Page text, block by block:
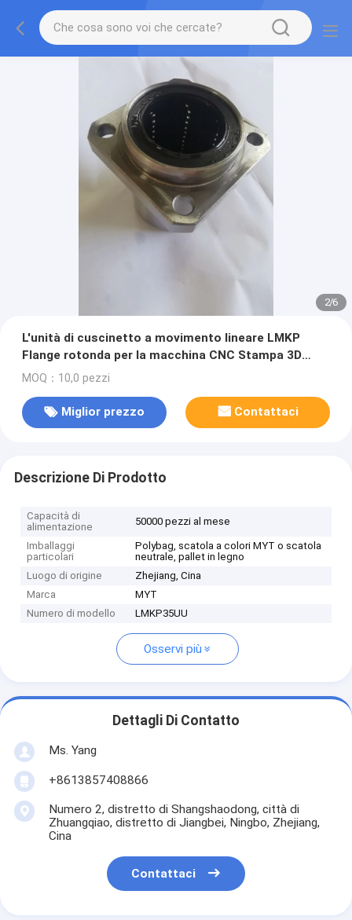
2/6
L'unità di cuscinetto a movimento lineare LMKP
Flange rotonda per la macchina CNC Stampa 3D
Gcr15 SUS G6
MOQ：10,0 pezzi
Miglior prezzo Contattaci
Descrizione Di Prodotto
Capacità di
alimentazione
50000 pezzi al mese
Imballaggi
particolari
Polybag, scatola a colori MYT o scatola
neutrale, pallet in legno
Luogo di origine
Zhejiang, Cina
Marca
MYT
Numero di modello
LMKP35UU
Osservi più
Dettagli Di Contatto
Ms. Yang
+8613857408866
Numero 2, distretto di Shangshaodong, città di
Zhuangqiao, distretto di Jiangbei, Ningbo, Zhejiang,
Cina
Contattaci